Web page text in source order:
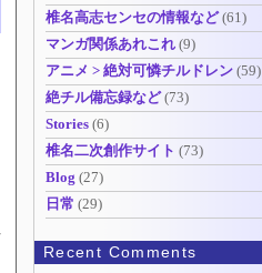
椎名高志センセの情報など(61)
マンガ関係あれこれ (9)
アニメ > 絶対可憐チルドレン (59)
絶チル備忘録など(73)
Stories (6)
椎名二次創作サイト (73)
Blog (27)
日常 (29)
Recent Comments